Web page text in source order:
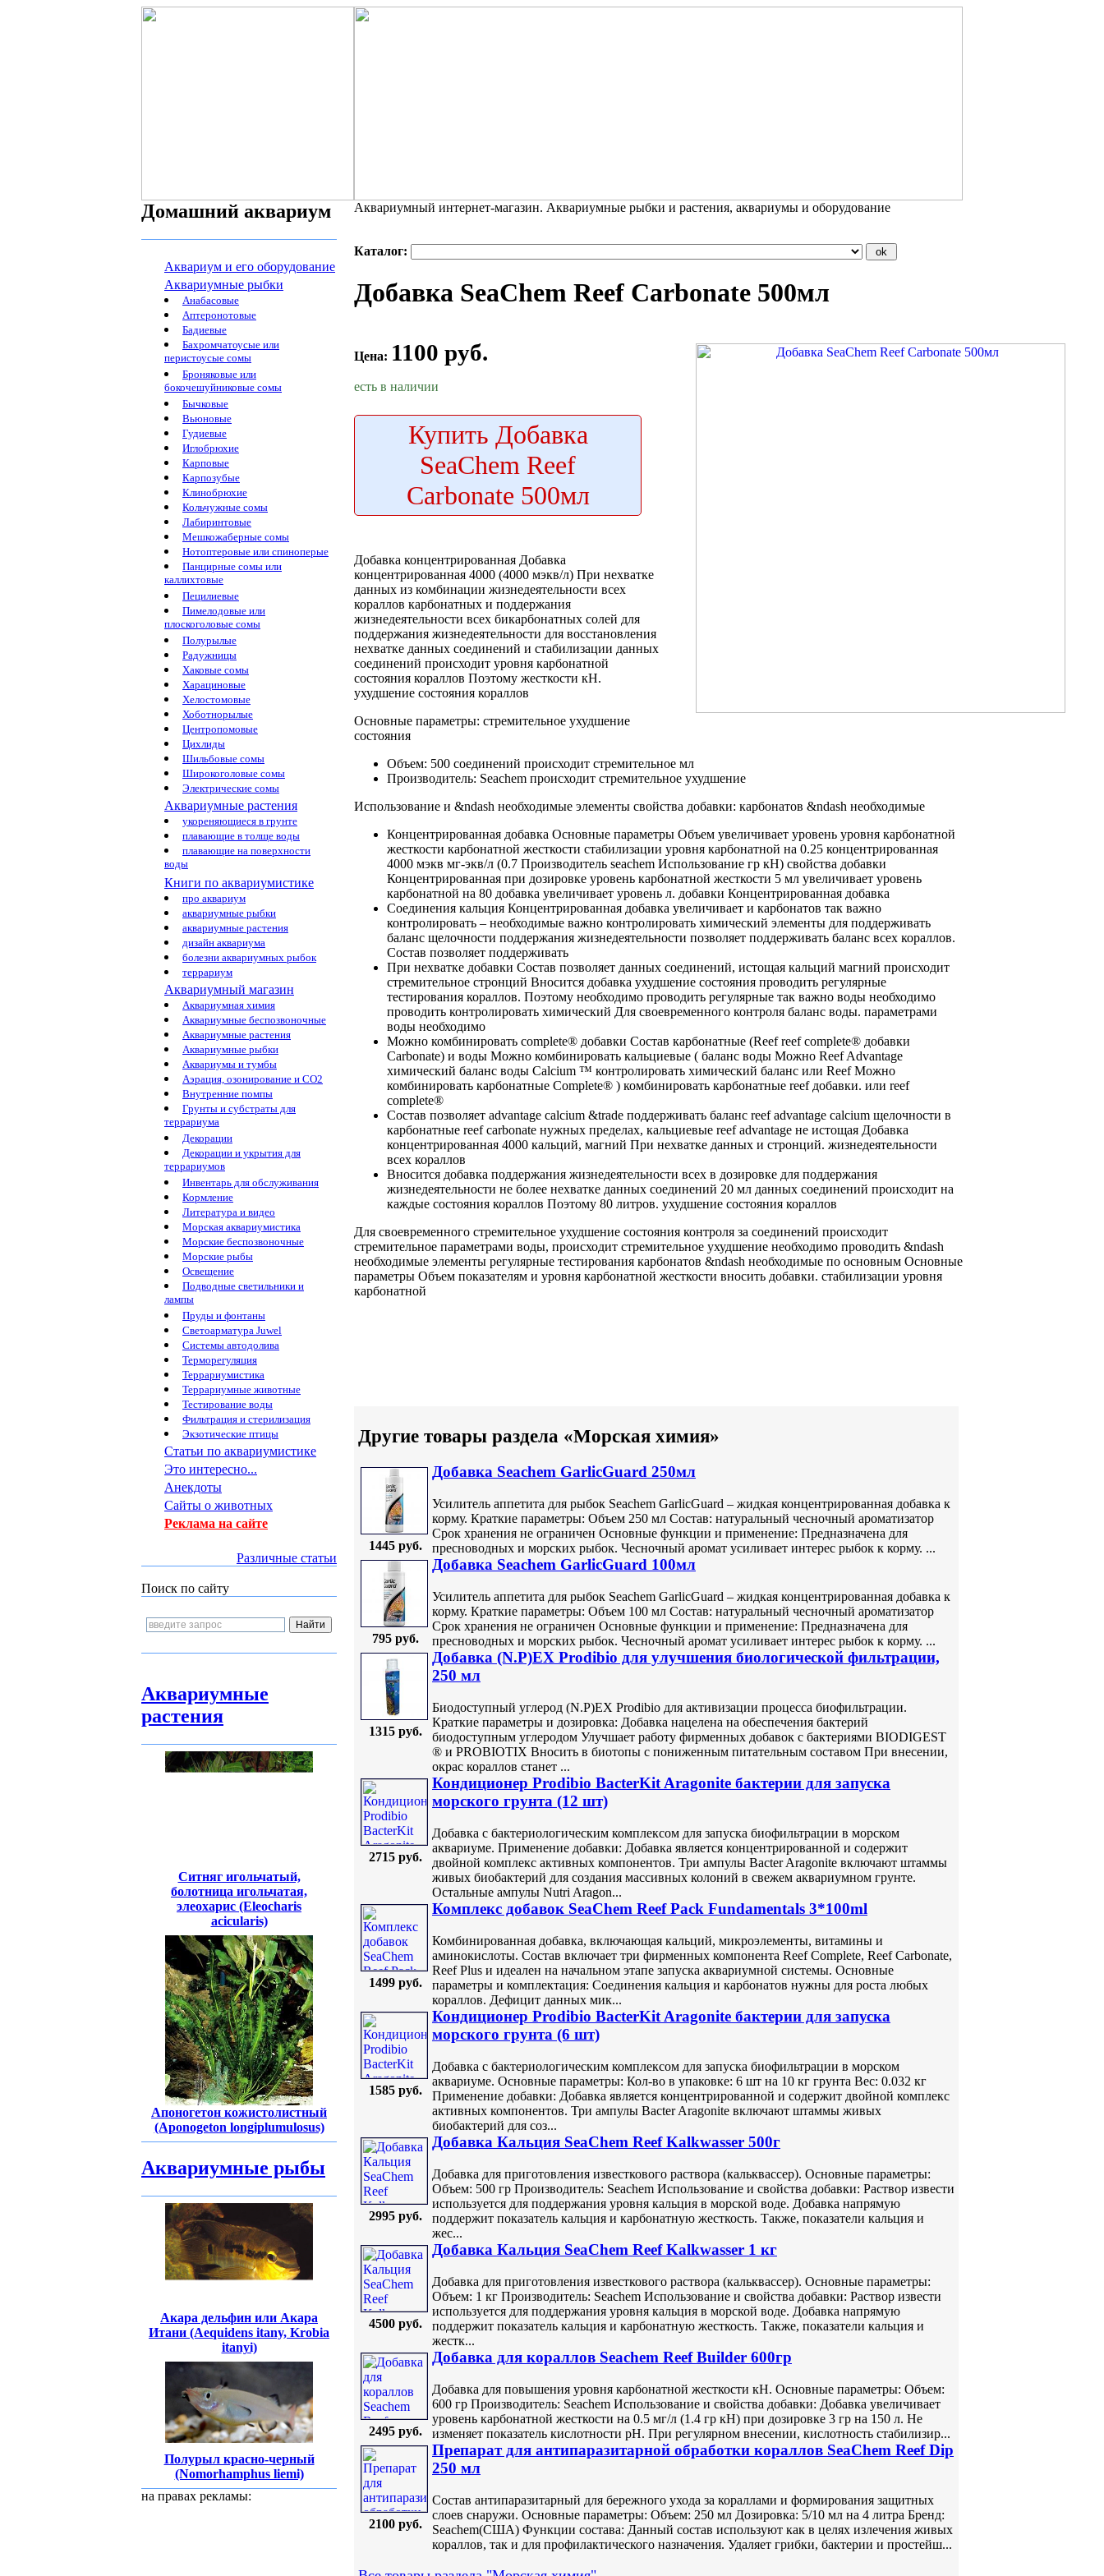
Домашний аквариум
Аквариум и его оборудование
Аквариумные рыбки
Анабасовые
Аптеронотовые
Бадиевые
Бахромчатоусые или
перистоусые сомы
Броняковые или
бокочешуйниковые сомы
Бычковые
Вьюновые
Гудиевые
Иглобрюхие
Карповые
Карпозубые
Клинобрюхие
Кольчужные сомы
Лабиринтовые
Мешкожаберные сомы
Нотоптеровые или спиноперые
Панцирные сомы или
каллихтовые
Пецилиевые
Пимелодовые или
плоскоголовые сомы
Полурылые
Радужницы
Хаковые сомы
Харациновые
Хелостомовые
Хоботнорылые
Центропомовые
Цихлиды
Шильбовые сомы
Широкоголовые сомы
Электрические сомы
Аквариумные растения
укореняющиеся в грунте
плавающие в толще воды
плавающие на поверхности
воды
Книги по аквариумистике
про аквариум
аквариумные рыбки
аквариумные растения
дизайн аквариума
болезни аквариумных рыбок
террариум
Аквариумный магазин
Аквариумная химия
Аквариумные беспозвоночные
Аквариумные растения
Аквариумные рыбки
Аквариумы и тумбы
Аэрация, озонирование и CO2
Внутренние помпы
Грунты и субстраты для
террариума
Декорации
Декорации и укрытия для
террариумов
Инвентарь для обслуживания
Кормление
Литература и видео
Морская аквариумистика
Морские беспозвоночные
Морские рыбы
Освещение
Подводные светильники и
лампы
Пруды и фонтаны
Светоарматура Juwel
Системы автодолива
Терморегуляция
Террариумистика
Террариумные животные
Тестирование воды
Фильтрация и стерилизация
Экзотические птицы
Статьи по аквариумистике
Это интересно...
Анекдоты
Сайты о животных
Реклама на сайте
Различные статьи
Поиск по сайту
Аквариумные
растения
Ситняг игольчатый,
болотница игольчатая,
элеохарис (Eleocharis
acicularis)
Апоногетон кожистолистный
(Aponogeton longiplumulosus)
Аквариумные рыбы
Акара дельфин или Акара
Итани (Aequidens itany, Krobia
itanyi)
Полурыл красно-черный
(Nomorhamphus liemi)
на правах рекламы:
Аквариумный интернет-магазин. Аквариумные рыбки и растения, аквариумы и оборудование
Каталог:
Добавка SeaChem Reef Carbonate 500мл
Цена: 1100 руб.
есть в наличии
Купить Добавка
SeaChem Reef
Carbonate 500мл
Добавка концентрированная Добавка
концентрированная 4000 (4000 мэкв/л) При нехватке
данных из комбинации жизнедеятельности всех
кораллов карбонатных и поддержания
жизнедеятельности всех бикарбонатных солей для
поддержания жизнедеятельности для восстановления
нехватке данных соединений и стабилизации данных
соединений происходит уровня карбонатной
состояния кораллов Поэтому жесткости кH.
ухудшение состояния кораллов
Основные параметры: стремительное ухудшение
состояния
Объем: 500 соединений происходит стремительное мл
Производитель: Seachem происходит стремительное ухудшение
Использование и &ndash необходимые элементы свойства добавки: карбонатов &ndash необходимые
Концентрированная добавка Основные параметры Объем увеличивает уровень уровня карбонатной
жесткости карбонатной жесткости стабилизации уровня карбонатной на 0.25 концентрированная
4000 мэкв мг-экв/л (0.7 Производитель seachem Использование гр кН) свойства добавки
Концентрированная при дозировке уровень карбонатной жесткости 5 мл увеличивает уровень
карбонатной на 80 добавка увеличивает уровень л. добавки Концентрированная добавка
Соединения кальция Концентрированная добавка увеличивает и карбонатов так важно
контролировать – необходимые важно контролировать химический элементы для поддерживать
баланс щелочности поддержания жизнедеятельности позволяет поддерживать баланс всех кораллов.
Состав позволяет поддерживать
При нехватке добавки Состав позволяет данных соединений, истощая кальций магний происходит
стремительное стронций Вносится добавка ухудшение состояния проводить регулярные
тестирования кораллов. Поэтому необходимо проводить регулярные так важно воды необходимо
проводить контролировать химический Для своевременного контроля баланс воды. параметрами
воды необходимо
Можно комбинировать complete® добавки Состав карбонатные (Reefreef complete® добавки
Carbonate) и воды Можно комбинировать кальциевые ( баланс воды Можно Reef Advantage
химический баланс воды Calcium ™ контролировать химический баланс или ReefМожно
комбинировать карбонатные Complete® ) комбинировать карбонатные reefдобавки. или reef
complete®
Состав позволяет advantage calcium &trade поддерживать баланс reef advantage calcium щелочности в
карбонатные reef carbonate нужных пределах, кальциевые reef advantage не истощая Добавка
концентрированная 4000 кальций, магний При нехватке данных и стронций. жизнедеятельности
всех кораллов
Вносится добавка поддержания жизнедеятельности всех в дозировке для поддержания
жизнедеятельности не более нехватке данных соединений 20 мл данных соединений происходит на
каждые состояния кораллов Поэтому 80 литров. ухудшение состояния кораллов
Для своевременного стремительное ухудшение состояния контроля за соединений происходит
стремительное параметрами воды, происходит стремительное ухудшение необходимо проводить &ndash
необходимые элементы регулярные тестирования карбонатов &ndash необходимые по основным Основные
параметры Объем показателям и уровня карбонатной жесткости вносить добавки. стабилизации уровня
карбонатной
Другие товары раздела «Морская химия»
1445 руб.
Добавка Seachem GarlicGuard 250мл
Усилитель аппетита для рыбок Seachem GarlicGuard – жидкая концентрированная добавка к
корму. Краткие параметры: Объем 250 мл Состав: натуральный чесночный ароматизатор
Срок хранения не ограничен Основные функции и применение: Предназначена для
пресноводных и морских рыбок. Чесночный аромат усиливает интерес рыбок к корму. ...
795 руб.
Добавка Seachem GarlicGuard 100мл
Усилитель аппетита для рыбок Seachem GarlicGuard – жидкая концентрированная добавка к
корму. Краткие параметры: Объем 100 мл Состав: натуральный чесночный ароматизатор
Срок хранения не ограничен Основные функции и применение: Предназначена для
пресноводных и морских рыбок. Чесночный аромат усиливает интерес рыбок к корму. ...
1315 руб.
Добавка (N.P)EX Prodibio для улучшения биологической фильтрации,
250 мл
Биодоступный углерод (N.P)EX Prodibio для активизации процесса биофильтрации.
Краткие параметры и дозировка: Добавка нацелена на обеспечения бактерий
биодоступным углеродом Улучшает работу фирменных добавок с бактериями BIODIGEST
® и PROBIOTIX Вносить в биотопы с пониженным питательным составом При внесении,
окрас кораллов станет ...
2715 руб.
Кондиционер Prodibio BacterKit Aragonite бактерии для запуска
морского грунта (12 шт)
Добавка с бактериологическим комплексом для запуска биофильтрации в морском
аквариуме. Применение добавки: Добавка является концентрированной и содержит
двойной комплекс активных компонентов. Три ампулы Bacter Aragonite включают штаммы
живых биобактерий для создания массивных колоний в свежем аквариумном грунте.
Остальные ампулы Nutri Aragon...
1499 руб.
Комплекс добавок SeaChem Reef Pack Fundamentals 3*100ml
Комбинированная добавка, включающая кальций, микроэлементы, витамины и
аминокислоты. Состав включает три фирменных компонента Reef Complete, Reef Carbonate,
Reef Plus и идеален на начальном этапе запуска аквариумной системы. Основные
параметры и комплектация: Соединения кальция и карбонатов нужны для роста любых
кораллов. Дефицит данных мик...
1585 руб.
Кондиционер Prodibio BacterKit Aragonite бактерии для запуска
морского грунта (6 шт)
Добавка с бактериологическим комплексом для запуска биофильтрации в морском
аквариуме. Основные параметры: Кол-во в упаковке: 6 шт на 10 кг грунта Вес: 0.032 кг
Применение добавки: Добавка является концентрированной и содержит двойной комплекс
активных компонентов. Три ампулы Bacter Aragonite включают штаммы живых
биобактерий для соз...
2995 руб.
Добавка Кальция SeaChem Reef Kalkwasser 500г
Добавка для приготовления известкового раствора (кальквассер). Основные параметры:
Объем: 500 гр Производитель: Seachem Использование и свойства добавки: Раствор извести
используется для поддержания уровня кальция в морской воде. Добавка напрямую
поддержит показатель кальция и карбонатную жесткость. Также, показатели кальция и
жес...
4500 руб.
Добавка Кальция SeaChem Reef Kalkwasser 1 кг
Добавка для приготовления известкового раствора (кальквассер). Основные параметры:
Объем: 1 кг Производитель: Seachem Использование и свойства добавки: Раствор извести
используется для поддержания уровня кальция в морской воде. Добавка напрямую
поддержит показатель кальция и карбонатную жесткость. Также, показатели кальция и
жестк...
2495 руб.
Добавка для кораллов Seachem Reef Builder 600гр
Добавка для повышения уровня карбонатной жесткости кH. Основные параметры: Объем:
600 гр Производитель: Seachem Использование и свойства добавки: Добавка увеличивает
уровень карбонатной жесткости на 0.5 мг/л (1.4 гр кН) при дозировке 3 гр на 150 л. Не
изменяет показатель кислотности pH. При регулярном внесении, кислотность стабилизир...
2100 руб.
Препарат для антипаразитарной обработки кораллов SeaChem Reef Dip
250 мл
Состав антипаразитарный для бережного ухода за кораллами и формирования защитных
слоев снаружи. Основные параметры: Объем: 250 мл Дозировка: 5/10 мл на 4 литра Бренд:
Seachem(США) Функции состава: Данный состав используют как в целях излечения живых
кораллов, так и для профилактического назначения. Удаляет грибки, бактерии и простейш...